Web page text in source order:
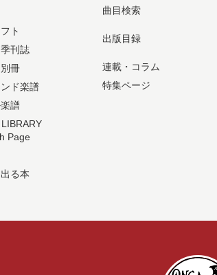
ト
刊誌
冊
ド楽譜
譜
Page
る本
曲目検索
出版目録
連載・コラム
特集ページ